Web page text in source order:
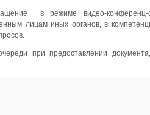
в режиме видео-конференц-
лицам иных органов, в
при предоставлении